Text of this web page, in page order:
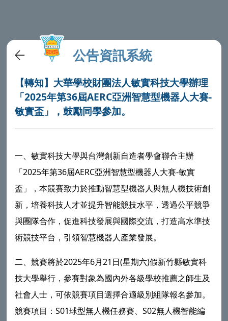
公告資訊系統
【轉知】大華學校財團法人敏實科技大學辦理
「2025年第36屆AERC亞洲智慧型機器人大賽-
敏實盃」，鼓勵同學參加。
一、敏實科技大學與台灣創新自造者學會聯合主辦
「2025年第36屆AERC亞洲智慧型機器人大賽-敏實
盃」，本競賽致力於推動智慧型機器人與無人機技術創
新，培養科技人才並提升智能競技水平，透過公平競爭
與團隊合作，促進科技發展與國際交流，打造高水準技
術競技平台，引領智慧機器人產業發展。
二、競賽將於2025年6月21日(星期六)假新竹縣敏實科
技大學舉行，參賽對象為國內外各級學校推薦之師生及
社會人士，可依競賽項目選擇合適級別組隊報名參加。
競賽項目：S01球型無人機任務賽、S02無人機智能編